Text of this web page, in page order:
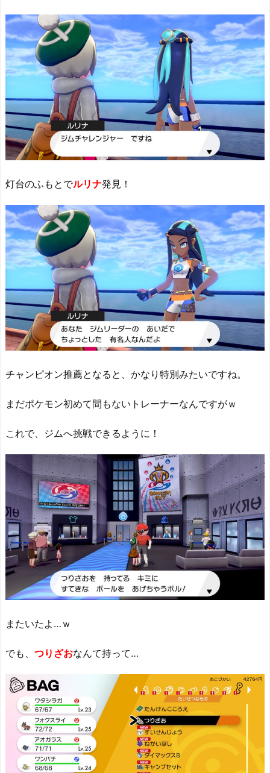
灯台のふもとでルリナ発見！
チャンピオン推薦となると、かなり特別みたいですね。
まだポケモン初めて間もないトレーナーなんですがｗ
これで、ジムへ挑戦できるように！
またいたよ…ｗ
でも、 つりざおなんて持って…